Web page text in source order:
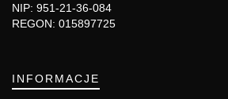
NIP: 951-21-36-084
REGON: 015897725
INFORMACJE